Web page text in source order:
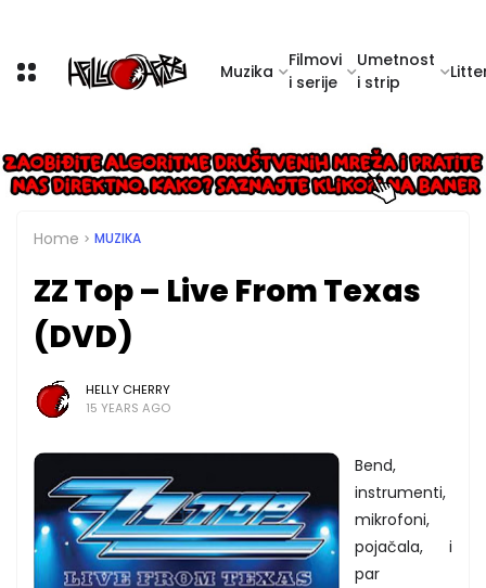
Muzika
Filmovi
i serije
Umetnost
i strip
Home MUZIKA
ZZ Top – Live From Texas
(DVD)
HELLY CHERRY
15 YEARS AGO
Bend,
instrumenti,
mikrofoni,
pojačala, i
par